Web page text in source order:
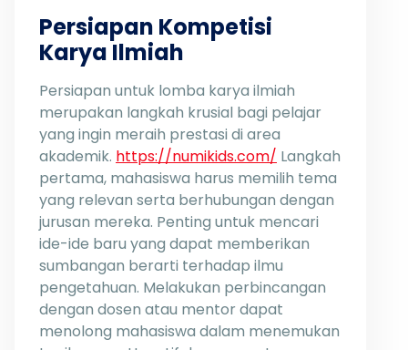
Persiapan Kompetisi
Karya Ilmiah
Persiapan untuk lomba karya ilmiah
merupakan langkah krusial bagi pelajar
yang ingin meraih prestasi di area
akademik. https://numikids.com/ Langkah
pertama, mahasiswa harus memilih tema
yang relevan serta berhubungan dengan
jurusan mereka. Penting untuk mencari
ide-ide baru yang dapat memberikan
sumbangan berarti terhadap ilmu
pengetahuan. Melakukan perbincangan
dengan dosen atau mentor dapat
menolong mahasiswa dalam menemukan